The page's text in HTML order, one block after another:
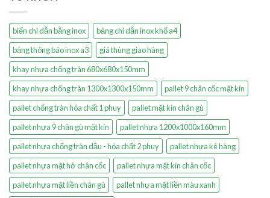
biển chỉ dẫn bằng inox
bảng chỉ dẫn inox khổ a4
bảng thông báo inox a3
giá thùng giao hàng
khay nhựa chống tràn 680x680x150mm
khay nhựa chống tràn 1300x1300x150mm
pallet 9 chân cốc mặt kín
pallet chống tràn hóa chất 1 phuy
pallet mặt kín chân gù
pallet nhựa 9 chân gù mặt kín
pallet nhựa 1200x1000x160mm
pallet nhựa chống tràn dầu - hóa chất 2 phuy
pallet nhựa kê hàng
pallet nhựa mặt hở chân cốc
pallet nhựa mặt kín chân cốc
pallet nhựa mặt liền chân gù
pallet nhựa mặt liền màu xanh